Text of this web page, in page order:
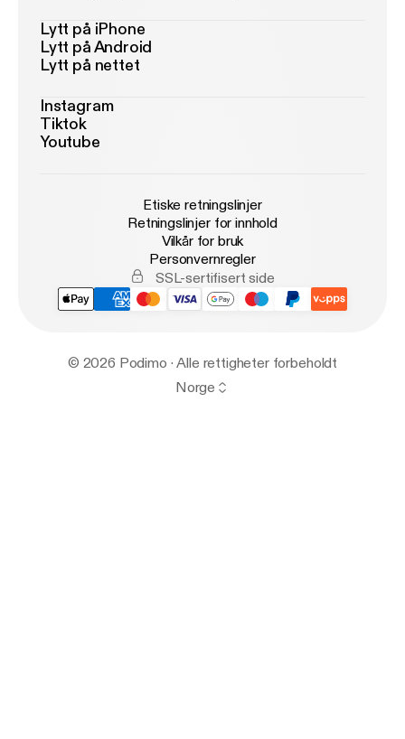
Lytt på iPhone
Lytt på Android
Lytt på nettet
Instagram
Tiktok
Youtube
Etiske retningslinjer
Retningslinjer for innhold
Vilkår for bruk
Personvernregler
SSL-sertifisert side
© 2026 Podimo · Alle rettigheter forbeholdt
Norge